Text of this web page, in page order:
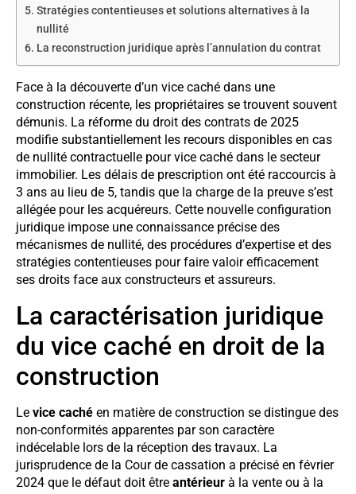
Stratégies contentieuses et solutions alternatives à la
nullité
La reconstruction juridique après l’annulation du contrat
Face à la découverte d’un vice caché dans une
construction récente, les propriétaires se trouvent souvent
démunis. La réforme du droit des contrats de 2025
modifie substantiellement les recours disponibles en cas
de nullité contractuelle pour vice caché dans le secteur
immobilier. Les délais de prescription ont été raccourcis à
3 ans au lieu de 5, tandis que la charge de la preuve s’est
allégée pour les acquéreurs. Cette nouvelle configuration
juridique impose une connaissance précise des
mécanismes de nullité, des procédures d’expertise et des
stratégies contentieuses pour faire valoir efficacement
ses droits face aux constructeurs et assureurs.
La caractérisation juridique
du vice caché en droit de la
construction
Le vice caché en matière de construction se distingue des
non-conformités apparentes par son caractère
indécelable lors de la réception des travaux. La
jurisprudence de la Cour de cassation a précisé en février
2024 que le défaut doit être antérieur à la vente ou à la